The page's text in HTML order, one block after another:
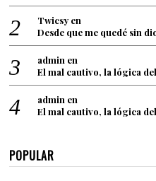
Twicsy en
Desde que me quedé sin
admin en
El mal cautivo, la lógica
admin en
El mal cautivo, la lógica
POPULAR